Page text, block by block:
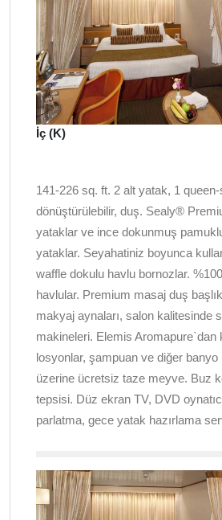
İç (K)
141-226 sq. ft. 2 alt yatak, 1
dönüştürülebilir, duş. Sealy®
yataklar ve ince dokunmuş
yataklar. Seyahatiniz boyunca
waffle dokulu havlu bornozlar.
havlular. Premium masaj duş
makyaj aynaları, salon kalitesinde
makineleri. Elemis Aromapure`dan
losyonlar, şampuan ve diğer banyo
üzerine ücretsiz taze meyve. Buz
tepsisi. Düz ekran TV, DVD
parlatma, gece yatak hazırlama